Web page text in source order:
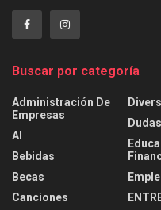
Buscar por categoría
Administración De
Empresas
AI
Bebidas
Becas
Canciones